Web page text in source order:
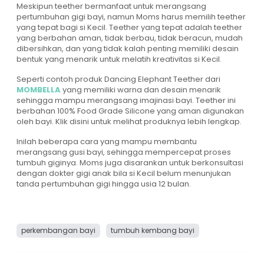
Meskipun teether bermanfaat untuk merangsang
pertumbuhan gigi bayi, namun Moms harus memilih teether
yang tepat bagi si Kecil. Teether yang tepat adalah teether
yang berbahan aman, tidak berbau, tidak beracun, mudah
dibersihkan, dan yang tidak kalah penting memiliki desain
bentuk yang menarik untuk melatih kreativitas si Kecil.
Seperti contoh produk Dancing Elephant Teether dari
MOMBELLAyang memiliki warna dan desain menarik
sehingga mampu merangsang imajinasi bayi. Teether ini
berbahan 100% Food Grade Silicone yang aman digunakan
oleh bayi. Klik disini untuk melihat produknya lebih lengkap.
Inilah beberapa cara yang mampu membantu
merangsang gusi bayi, sehingga mempercepat proses
tumbuh giginya. Moms juga disarankan untuk berkonsultasi
dengan dokter gigi anak bila si Kecil belum menunjukan
tanda pertumbuhan gigi hingga usia 12 bulan.
perkembangan bayi tumbuh kembang bayi